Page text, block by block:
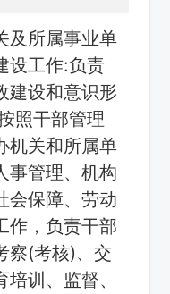
及所属事业单
设工作:负责
建设和意识形
照干部管理
机关和所属单
事管理、机构
会保障、劳动
作，负责干部
察(考核)、交
培训、监督、